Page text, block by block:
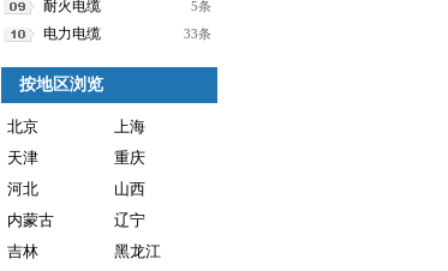
5条
耐火电缆
33条
电力电缆
按地区浏览
北京
上海
天津
重庆
河北
山西
内蒙古
辽宁
吉林
黑龙江